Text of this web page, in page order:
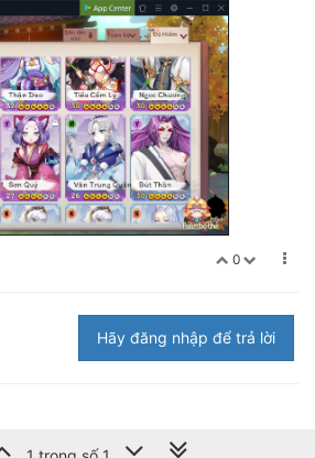
0
Hãy đăng nhập để trả lời